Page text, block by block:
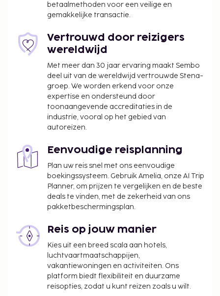
betaalmethoden voor een veilige en
gemakkelijke transactie.
Vertrouwd door reizigers
wereldwijd
Met meer dan 30 jaar ervaring maakt Sembo
deel uit van de wereldwijd vertrouwde Stena-
groep. We worden erkend voor onze
expertise en ondersteund door
toonaangevende accreditaties in de
industrie, vooral op het gebied van
autoreizen.
Eenvoudige reisplanning
Plan uw reis snel met ons eenvoudige
boekingssysteem. Gebruik Amelia, onze AI Trip
Planner, om prijzen te vergelijken en de beste
deals te vinden, met de zekerheid van ons
pakketbeschermingsplan.
Reis op jouw manier
Kies uit een breed scala aan hotels,
luchtvaartmaatschappijen,
vakantiewoningen en activiteiten. Ons
platform biedt flexibiliteit en duurzame
reisopties, zodat u kunt reizen zoals u wilt.